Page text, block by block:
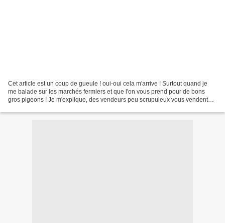
Cet article est un coup de gueule ! oui-oui cela m'arrive ! Surtout quand je
me balade sur les marchés fermiers et que l'on vous prend pour de bons
gros pigeons ! Je m'explique, des vendeurs peu scrupuleux vous vendent